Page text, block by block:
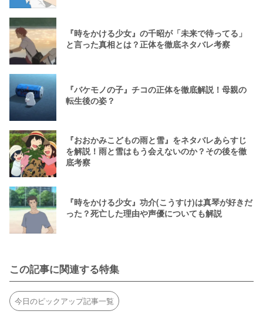
『時をかける少女』の千昭が「未来で待ってる」
と言った真相とは？正体を徹底ネタバレ考察
『バケモノの子』チコの正体を徹底解説！母親の
転生後の姿？
『おおかみこどもの雨と雪』をネタバレあらすじ
を解説！雨と雪はもう会えないのか？その後を徹
底考察
『時をかける少女』功介(こうすけ)は真琴が好きだ
った？死亡した理由や声優についても解説
この記事に関連する特集
今日のピックアップ記事一覧